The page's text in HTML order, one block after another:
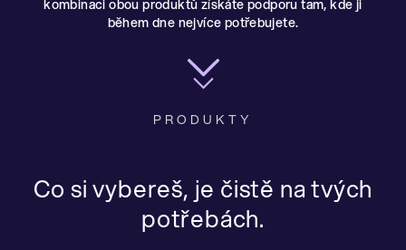
kombinaci obou produktů získáte podporu tam, kde ji
během dne nejvíce potřebujete.
PRODUKTY
Co si vybereš, je čistě na tvých
potřebách.